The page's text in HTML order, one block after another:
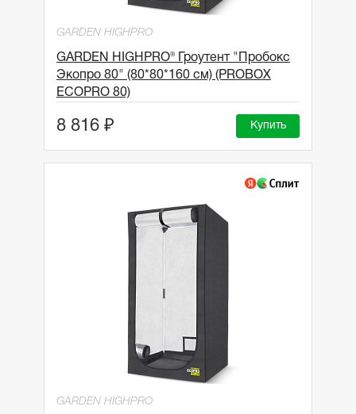
GARDEN HIGHPRO
GARDEN HIGHPRO® Гроутент "Пробокс
Экопро 80" (80*80*160 см) (PROBOX
ECOPRO 80)
8 816 ₽ Купить
GARDEN HIGHPRO